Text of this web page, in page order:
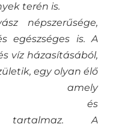
terén is.
népszerűsége,
egészséges is. A
víz házasításából,
egy olyan élő
amely
és
tartalmaz. A